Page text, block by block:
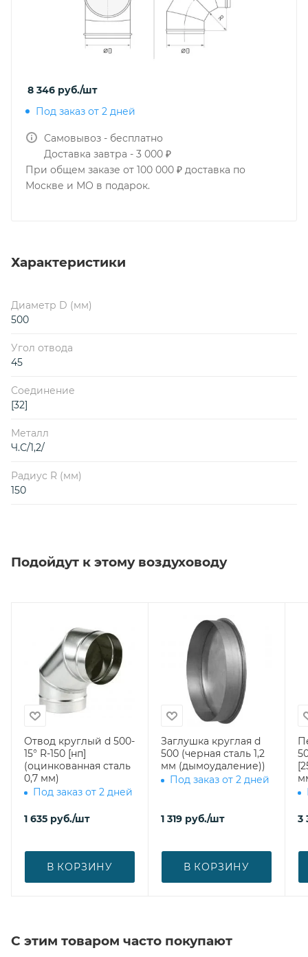
8 346 руб./шт
Под заказ от 2 дней
Самовывоз - бесплатно
Доставка завтра - 3 000 ₽
При общем заказе от 100 000 ₽ доставка по
Москве и МО в подарок.
Характеристики
Диаметр D (мм)
500
Угол отвода
45
Соединение
[32]
Металл
Ч.С/1,2/
Радиус R (мм)
150
Подойдут к этому воздуховоду
Отвод круглый d 500-
15° R-150 [нп]
(оцинкованная сталь
0,7 мм)
Под заказ от 2 дней
1 635 руб./шт
В КОРЗИНУ
Заглушка круглая d
500 (черная сталь 1,2
мм (дымоудаление))
Под заказ от 2 дней
1 319 руб./шт
В КОРЗИНУ
3
С этим товаром часто покупают